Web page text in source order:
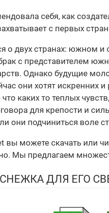
себя, как
с первых
о двух странах: южном
с представителем
Однако будущие
они хотят искренних
каких то теплых
для крепости и
ли они подчиниться
вы можете скачать или
Мы предлагаем
ДЛЯ ЕГО